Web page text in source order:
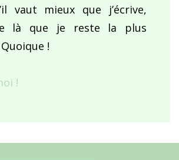
vaut mieux que j’écrive,
là que je reste la plus
!
!